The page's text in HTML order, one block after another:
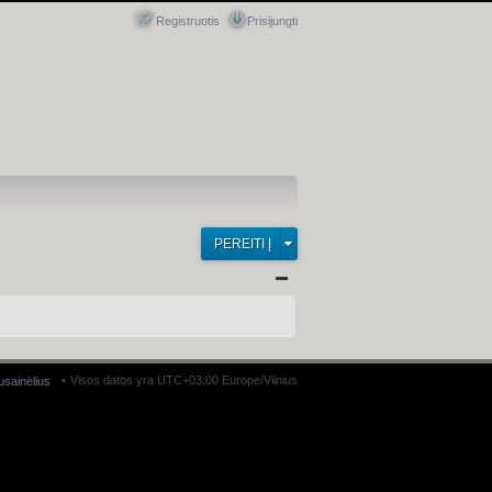
Prisijungti
Registruotis
PEREITI Į
Visos datos yra UTC+03:00 Europe/Vilnius